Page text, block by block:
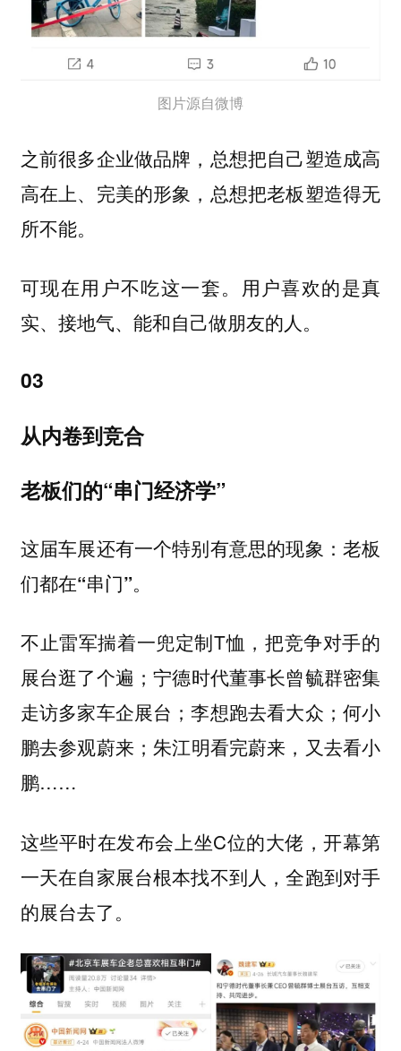
图片源自微博
之前很多企业做品牌，总想把自己塑造成高
高在上、完美的形象，总想把老板塑造得无
所不能。
可现在用户不吃这一套。
用户喜欢的是真
实、接地气、能和自己做朋友的人。
03
从内卷到竞合
老板们的“串门经济学”
这届车展还有一个特别有意思的现象： 老板
们都在“串门”。
不止雷军揣着一兜定制T恤，把竞争对手的
展台逛了个遍；宁德时代董事长曾毓群密集
走访多家车企展台；李想跑去看大众；何小
鹏去参观蔚来；朱江明看完蔚来，又去看小
鹏……
这些平时在发布会上坐C位的大佬，开幕第
一天在自家展台根本找不到人，全跑到对手
的展台去了。